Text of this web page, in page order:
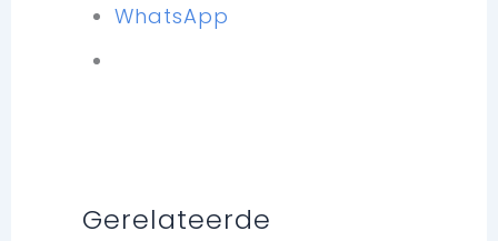
WhatsApp
Gerelateerde